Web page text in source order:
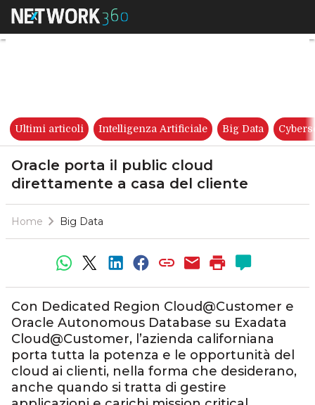
Oracle porta il public cloud
Ultimi articoli Intelligenza Artificiale Big Data
Oracle porta il public cloud
direttamente a casa del cliente
Home Big Data
Con Dedicated Region Cloud@Customer e
Oracle Autonomous Database su Exadata
Cloud@Customer, l’azienda californiana
porta tutta la potenza e le opportunità del
cloud ai clienti, nella forma che desiderano,
anche quando si tratta di gestire